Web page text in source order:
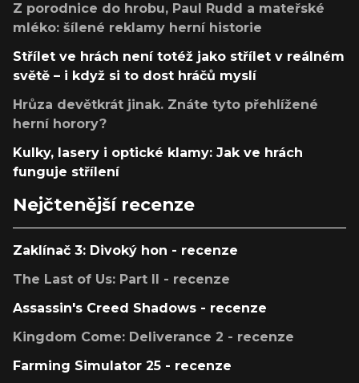
Z porodnice do hrobu, Paul Rudd a mateřské
mléko: šílené reklamy herní historie
Střílet ve hrách není totéž jako střílet v reálném
světě – i když si to dost hráčů myslí
Hrůza devětkrát jinak. Znáte tyto přehlížené
herní horory?
Kulky, lasery i optické klamy: Jak ve hrách
funguje střílení
Nejčtenější recenze
Zaklínač 3: Divoký hon - recenze
The Last of Us: Part II - recenze
Assassin's Creed Shadows - recenze
Kingdom Come: Deliverance 2 - recenze
Farming Simulator 25 - recenze